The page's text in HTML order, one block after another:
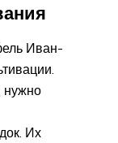
Иван-
нужно
Их